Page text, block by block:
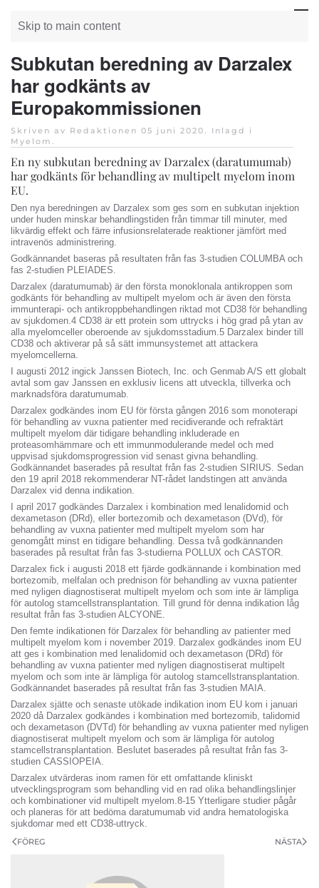
Skip to main content
Subkutan beredning av Darzalex
har godkänts av
Europakommissionen
Skriven av Redaktionen 05 juni 2020. Inlagd i
Myelom .
En ny subkutan beredning av Darzalex (daratumumab)
har godkänts för behandling av multipelt myelom inom
EU.
Den nya beredningen av Darzalex som ges som en subkutan injektion
under huden minskar behandlingstiden från timmar till minuter, med
likvärdig effekt och färre infusionsrelaterade reaktioner jämfört med
intravenös administrering.
Godkännandet baseras på resultaten från fas 3-studien COLUMBA och
fas 2-studien PLEIADES.
Darzalex (daratumumab) är den första monoklonala antikroppen som
godkänts för behandling av multipelt myelom och är även den första
immunterapi- och antikroppbehandlingen riktad mot CD38 för behandling
av sjukdomen.4 CD38 är ett protein som uttrycks i hög grad på ytan av
alla myelomceller oberoende av sjukdomsstadium.5 Darzalex binder till
CD38 och aktiverar på så sätt immunsystemet att attackera
myelomcellerna.
I augusti 2012 ingick Janssen Biotech, Inc. och Genmab A/S ett globalt
avtal som gav Janssen en exklusiv licens att utveckla, tillverka och
marknadsföra daratumumab.
Darzalex godkändes inom EU för första gången 2016 som monoterapi
för behandling av vuxna patienter med recidiverande och refraktärt
multipelt myelom där tidigare behandling inkluderade en
proteasomhämmare och ett immunmodulerande medel och med
uppvisad sjukdomsprogression vid senast givna behandling.
Godkännandet baserades på resultat från fas 2-studien SIRIUS. Sedan
den 19 april 2018 rekommenderar NT-rådet landstingen att använda
Darzalex vid denna indikation.
I april 2017 godkändes Darzalex i kombination med lenalidomid och
dexametason (DRd), eller bortezomib och dexametason (DVd), för
behandling av vuxna patienter med multipelt myelom som har
genomgått minst en tidigare behandling. Dessa två godkännanden
baserades på resultat från fas 3-studierna POLLUX och CASTOR.
Darzalex fick i augusti 2018 ett fjärde godkännande i kombination med
bortezomib, melfalan och prednison för behandling av vuxna patienter
med nyligen diagnostiserat multipelt myelom och som inte är lämpliga
för autolog stamcellstransplantation. Till grund för denna indikation låg
resultat från fas 3-studien ALCYONE.
Den femte indikationen för Darzalex för behandling av patienter med
multipelt myelom kom i november 2019. Darzalex godkändes inom EU
att ges i kombination med lenalidomid och dexametason (DRd) för
behandling av vuxna patienter med nyligen diagnostiserat multipelt
myelom och som inte är lämpliga för autolog stamcellstransplantation.
Godkännandet baserades på resultat från fas 3-studien MAIA.
Darzalex sjätte och senaste utökade indikation inom EU kom i januari
2020 då Darzalex godkändes i kombination med bortezomib, talidomid
och dexametason (DVTd) för behandling av vuxna patienter med nyligen
diagnostiserat multipelt myelom och som är lämpliga för autolog
stamcellstransplantation. Beslutet baserades på resultat från fas 3-
studien CASSIOPEIA.
Darzalex utvärderas inom ramen för ett omfattande kliniskt
utvecklingsprogram som behandling vid en rad olika behandlingslinjer
och kombinationer vid multipelt myelom.8-15 Ytterligare studier pågår
och planeras för att bedöma daratumumab vid andra hematologiska
sjukdomar med ett CD38-uttryck.
FÖREG NÄSTA